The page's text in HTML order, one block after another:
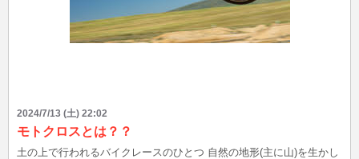
2024/7/13 (土) 22:02
モトクロスとは？？
土の上で行われるバイクレースのひとつ 自然の地形(主に山)を生かし